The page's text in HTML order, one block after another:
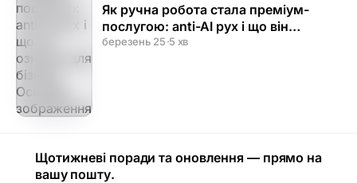
Як ручна робота стала преміум-
послугою: anti-AI рух і що він
означає для бізнесу
березень 25·5 хв
Щотижневі поради та оновлення — прямо на
вашу пошту.